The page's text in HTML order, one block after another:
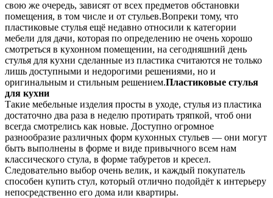
свою же очередь, зависят от всех предметов обстановки
помещения, в том числе и от стульев.Вопреки тому, что
пластиковые стулья ещё недавно относили к категории
мебели для дачи, которая по определению не очень хорошо
смотреться в кухонном помещении, на сегодняшний день
стулья для кухни сделанные из пластика считаются не только
лишь доступными и недорогими решениями, но и
оригинальным и стильным решением.Пластиковые стулья
для кухни
Такие мебельные изделия просты в уходе, стулья из пластика
достаточно два раза в неделю протирать тряпкой, чтоб они
всегда смотрелись как новые. Доступно огромное
разнообразие различных форм кухонных стульев — они могут
быть выполнены в форме и виде привычного всем нам
классического стула, в форме табуретов и кресел.
Следовательно выбор очень велик, и каждый покупатель
способен купить стул, который отлично подойдёт к интерьеру
непосредственно его дома или квартиры.